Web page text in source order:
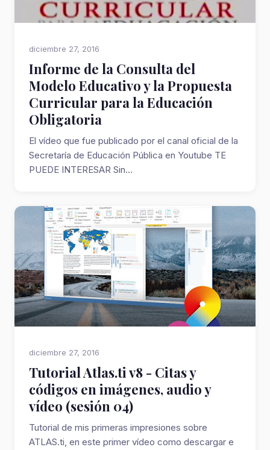
diciembre 27, 2016
Informe de la Consulta del
Modelo Educativo y la Propuesta
Curricular para la Educación
Obligatoria
El vídeo que fue publicado por el canal oficial de la
Secretaría de Educación Pública en Youtube TE
PUEDE INTERESAR Sin...
diciembre 27, 2016
Tutorial Atlas.ti v8 - Citas y
códigos en imágenes, audio y
vídeo (sesión 04)
Tutorial de mis primeras impresiones sobre
ATLAS.ti, en este primer vídeo como descargar e